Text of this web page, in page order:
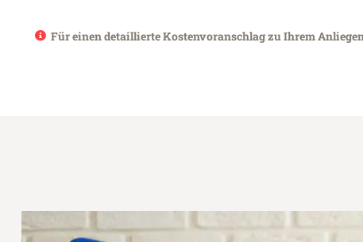
Für einen detaillierte Kostenvoranschlag zu Ihrem